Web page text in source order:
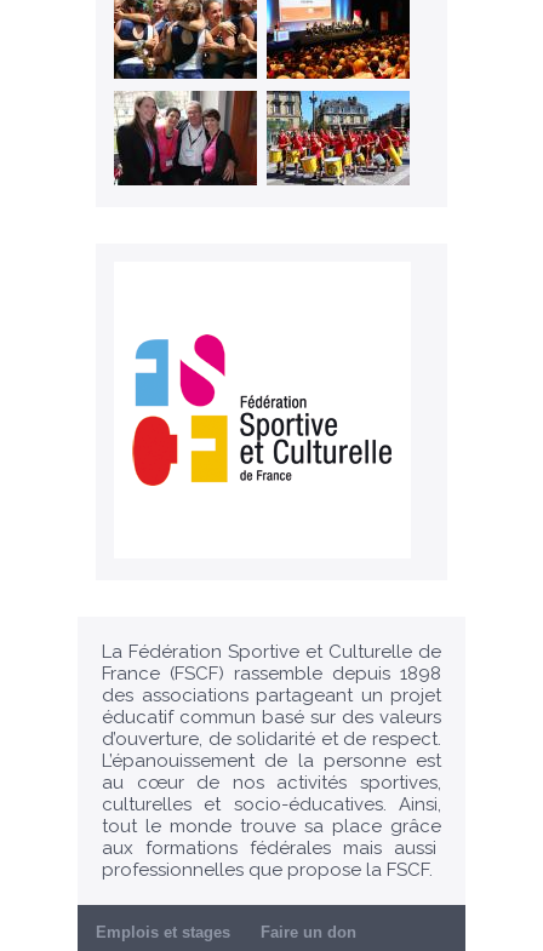
La Fédération Sportive et Culturelle de
France (FSCF) rassemble depuis 1898
des associations partageant un projet
éducatif commun basé sur des valeurs
d’ouverture, de solidarité et de respect.
L’épanouissement de la personne est
au cœur de nos activités sportives,
culturelles et socio-éducatives. Ainsi,
tout le monde trouve sa place grâce
aux formations fédérales mais aussi
professionnelles que propose la FSCF.
Emplois et stages Faire un don